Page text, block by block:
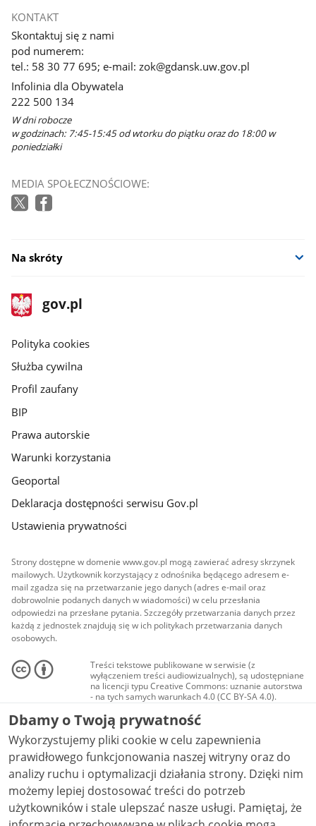
KONTAKT
Skontaktuj się z nami
pod numerem:
tel.: 58 30 77 695; e-mail: zok@gdansk.uw.gov.pl
Infolinia dla Obywatela
222 500 134
W dni robocze
w godzinach: 7:45-15:45 od wtorku do piątku oraz do 18:00 w
poniedziałki
MEDIA SPOŁECZNOŚCIOWE:
Na skróty
stopka
gov.pl
Strona
gov.pl
gov.pl
Polityka cookies
Służba cywilna
Profil zaufany
BIP
Prawa autorskie
Warunki korzystania
Geoportal
Deklaracja dostępności serwisu Gov.pl
Ustawienia prywatności
Strony dostępne w domenie www.gov.pl mogą zawierać adresy skrzynek
mailowych. Użytkownik korzystający z odnośnika będącego adresem e-
mail zgadza się na przetwarzanie jego danych (adres e-mail oraz
dobrowolnie podanych danych w wiadomości) w celu przesłania
odpowiedzi na przesłane pytania. Szczegóły przetwarzania danych przez
każdą z jednostek znajdują się w ich politykach przetwarzania danych
osobowych.
Treści tekstowe publikowane w serwisie (z
wyłączeniem treści audiowizualnych), są udostępniane
na licencji typu Creative Commons: uznanie autorstwa
- na tych samych warunkach 4.0 (CC BY-SA 4.0).
Materiały audiowizualne, w tym zdjęcia, materiały
audio i wideo, są udostępniane na licencji typu
Creative Commons: uznanie autorstwa użycie
niekomercyjne - bez utworów zależnych 4.0 (CC BY-
NC-ND 4.0), o ile nie jest to stwierdzone inaczej.
Dbamy o Twoją prywatność
Wykorzystujemy pliki cookie w celu zapewnienia
prawidłowego funkcjonowania naszej witryny oraz do
analizy ruchu i optymalizacji działania strony. Dzięki nim
możemy lepiej dostosować treści do potrzeb
użytkowników i stale ulepszać nasze usługi. Pamiętaj, że